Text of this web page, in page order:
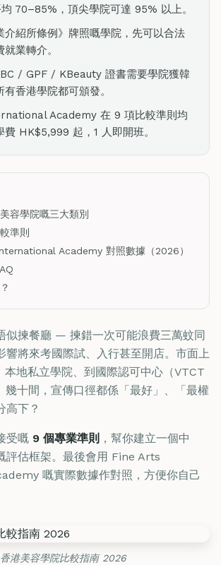
70–85%，頂尖學院可達 95% 以上。
介紹所條例》牌照嘅學院，先可以合法
業轉介。
/ GPF / KBeauty 證書需要學院獲韓
香港學院都可頒發。
Academy 在 9 項比較準則均
費 HK$5,999 起，1 人即開班。
容學院嘅三大類別
準則
Academy 對照數據（2026）
似揀餐廳 — 揀錯一次可能浪費三萬蚊同
響將來考國際試、入行甚至開店。市面上
本地私立學院、到國際認可中心（VTCT
十間，宣傳口徑都係「最好」、「最權
高下？
受嘅 9 個專業準則 ，幫你建立一個中
評估框架。最後會用 Fine Arts
嘅實際數據作對照，方便你自己
香港美容學院比較指南 2026